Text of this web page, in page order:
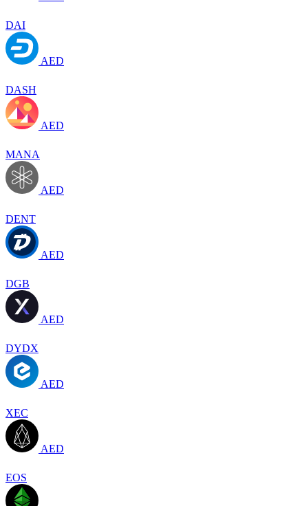
DAI
AED
DASH
AED
MANA
AED
DENT
AED
DGB
AED
DYDX
AED
XEC
AED
EOS